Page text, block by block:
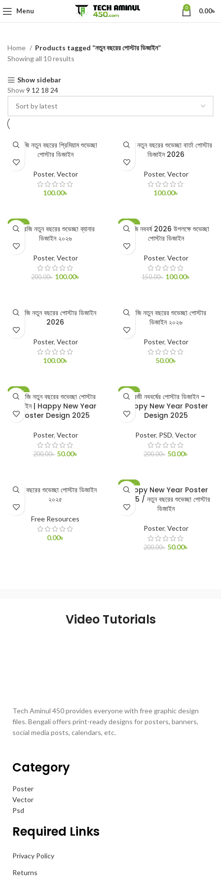
Menu 0 0.00৳
Home
Products tagged “নতুন বছরের পোস্টার ডিজাইন”
Showing all 10 results
Show sidebar
Show9 12 18 24
ইংরেজি নতুন বছরের প্রিমিয়াম শুভেচ্ছা
পোস্টার ডিজাইন
Poster, Vector
100.00৳
ইংরেজি নতুন বছরের শুভেচ্ছা বার্তা পোস্টার
ডিজাইন 2026
Poster, Vector
100.00৳
-50%
ইংরেজি নতুন বছরের শুভেচ্ছা ব্যানার
ডিজাইন ২০২৬
Poster, Vector
200.00৳ 100.00৳
-33%
ইংরেজি নববর্ষ 2026 উপলক্ষে শুভেচ্ছা
পোস্টার ডিজাইন
Poster, Vector
150.00৳ 100.00৳
ইংরেজি নতুন বছরের পোস্টার ডিজাইন
2026
Poster, Vector
100.00৳
ইংরেজি নতুন বছরের শুভেচ্ছা পোস্টার
ডিজাইন ২০২৬
Poster, Vector
50.00৳
-75%
ইংরেজি নতুন বছরের শুভেচ্ছা পোস্টার
ডিজাইন | Happy New Year
Poster Design 2025
Poster, Vector
200.00৳ 50.00৳
-75%
ইংরেজী নববর্ষের পোস্টার ডিজাইন –
Happy New Year Poster
Design 2025
Poster, PSD, Vector
200.00৳ 50.00৳
নতুন বছরের শুভেচ্ছা পোস্টার ডিজাইন
২০২৫
Free Resources
0.00৳
-75%
Happy New Year Poster
2025 / নতুন বছরের শুভেচ্ছা পোস্টার
ডিজাইন
Poster, Vector
200.00৳ 50.00৳
Video Tutorials
Tech Aminul 450 provides everyone with free graphic design
files. Bengali offers print-ready designs for posters, banners,
social media posts, calendars, etc.
Category
Poster
Vector
Psd
Required Links
Privacy Policy
Returns